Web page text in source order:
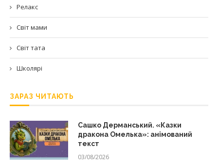
Релакс
Світ мами
Світ тата
Школярі
ЗАРАЗ ЧИТАЮТЬ
Сашко Дерманський. «Казки
дракона Омелька»: анімований
текст
03/08/2026